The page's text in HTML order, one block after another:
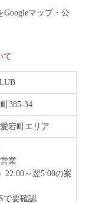
マップ・公
て
385-34
宕町エリア
業
22:00～翌5:00の案
で要確認